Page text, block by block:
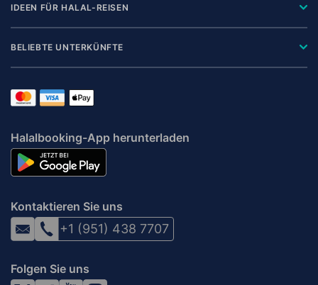
IDEEN FÜR HALAL-REISEN
BELIEBTE UNTERKÜNFTE
Halalbooking-App herunterladen
Kontaktieren Sie uns
+1 (951) 438 7707
Folgen Sie uns